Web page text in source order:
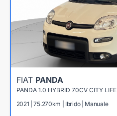
FIAT PANDA
PANDA 1.0 HYBRID 70CV CITY LIFE
2021 | 75.270km | Ibrido | Manuale